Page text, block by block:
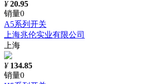
¥ 20.95
销量0
A5系列开关
上海兆伦实业有限公司
上海
¥ 134.85
销量0